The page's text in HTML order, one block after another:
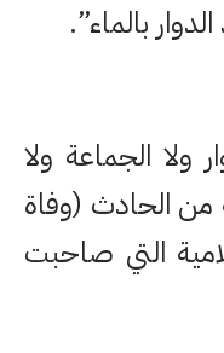
بالماء”.
ولا الجماعة ولا
من الحادث (وفاة
التي صاحبت